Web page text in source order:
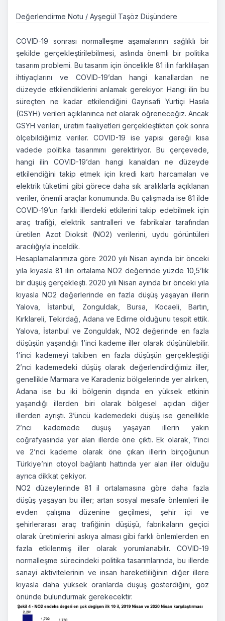
Değerlendirme Notu / Ayşegül Taşöz Düşündere
COVID-19 sonrası normalleşme aşamalarının sağlıklı bir
şekilde gerçekleştirilebilmesi, aslında önemli bir politika
tasarım problemi. Bu tasarım için öncelikle 81 ilin farklılaşan
ihtiyaçlarını ve COVID-19’dan hangi kanallardan ne
düzeyde etkilendiklerini anlamak gerekiyor. Hangi ilin bu
süreçten ne kadar etkilendiğini Gayrisafi Yurtiçi Hasıla
(GSYH) verileri açıklanınca net olarak öğreneceğiz. Ancak
GSYH verileri, üretim faaliyetleri gerçekleştikten çok sonra
ölçebildiğimiz veriler. COVID-19 ise yapısı gereği kısa
vadede politika tasarımını gerektiriyor. Bu çerçevede,
hangi ilin COVID-19’dan hangi kanaldan ne düzeyde
etkilendiğini takip etmek için kredi kartı harcamaları ve
elektrik tüketimi gibi görece daha sık aralıklarla açıklanan
veriler, önemli araçlar konumunda. Bu çalışmada ise 81 ilde
COVID-19’un farklı illerdeki etkilerini takip edebilmek için
araç trafiği, elektrik santralleri ve fabrikalar tarafından
üretilen Azot Dioksit (NO2) verilerini, uydu görüntüleri
aracılığıyla inceldik.
Hesaplamalarımıza göre 2020 yılı Nisan ayında bir önceki
yıla kıyasla 81 ilin ortalama NO2 değerinde yüzde 10,5’lik
bir düşüş gerçekleşti. 2020 yılı Nisan ayında bir önceki yıla
kıyasla NO2 değerlerinde en fazla düşüş yaşayan illerin
Yalova, İstanbul, Zonguldak, Bursa, Kocaeli, Bartın,
Kırklareli, Tekirdağ, Adana ve Edirne olduğunu tespit ettik.
Yalova, İstanbul ve Zonguldak, NO2 değerinde en fazla
düşüşün yaşandığı 1’inci kademe iller olarak düşünülebilir.
1’inci kademeyi takiben en fazla düşüşün gerçekleştiği
2’nci kademedeki düşüş olarak değerlendirdiğimiz iller,
genellikle Marmara ve Karadeniz bölgelerinde yer alırken,
Adana ise bu iki bölgenin dışında en yüksek etkinin
yaşandığı illerden biri olarak bölgesel açıdan diğer
illerden ayrıştı. 3’üncü kademedeki düşüş ise genellikle
2’nci kademede düşüş yaşayan illerin yakın
coğrafyasında yer alan illerde öne çıktı. Ek olarak, 1’inci
ve 2’nci kademe olarak öne çıkan illerin birçoğunun
Türkiye’nin otoyol bağlantı hattında yer alan iller olduğu
ayrıca dikkat çekiyor.
NO2 düzeylerinde 81 il ortalamasına göre daha fazla
düşüş yaşayan bu iller; artan sosyal mesafe önlemleri ile
evden çalışma düzenine geçilmesi, şehir içi ve
şehirlerarası araç trafiğinin düşüşü, fabrikaların geçici
olarak üretimlerini askıya alması gibi farklı önlemlerden en
fazla etkilenmiş iller olarak yorumlanabilir. COVID-19
normalleşme sürecindeki politika tasarımlarında, bu illerde
sanayi aktivitelerinin ve insan hareketliliğinin diğer illere
kıyasla daha yüksek oranlarda düşüş gösterdiğini, göz
önünde bulundurmak gerekecektir.